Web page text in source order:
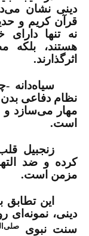
دینی نشان
قرآن کریم و
نه تنها
هستند، بلکه
اثرگذارند.
سیاه‌دانه
نظام دفاعی
مهار می‌سازد و
است.
زنجبیل
کرده و ضد
مزمن است.
این
دینی،
سنت نبوی